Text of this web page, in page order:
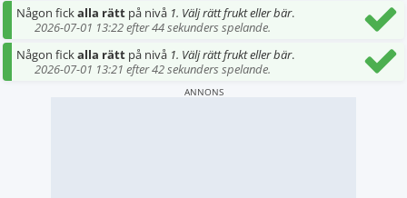
Någon fickalla rätt på nivå 1. Välj rätt frukt eller bär.
2026-07-01 13:22 efter 44 sekunders spelande.
Någon fickalla rätt på nivå 1. Välj rätt frukt eller bär.
2026-07-01 13:21 efter 42 sekunders spelande.
ANNONS